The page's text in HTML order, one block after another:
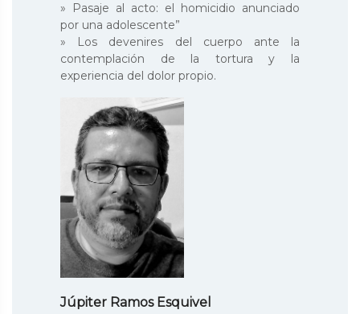
» Pasaje al acto: el homicidio anunciado
por una adolescente”
» Los devenires del cuerpo ante la
contemplación de la tortura y la
experiencia del dolor propio.
Júpiter Ramos Esquivel